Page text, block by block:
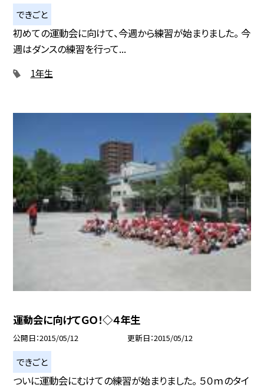
できごと
初めての運動会に向けて、今週から練習が始まりました。 今
週はダンスの練習を行って...
1年生
運動会に向けてＧＯ！◇４年生
公開日 2015/05/12 更新日 2015/05/12
できごと
ついに運動会にむけての練習が始まりました。 ５０ｍのタイ